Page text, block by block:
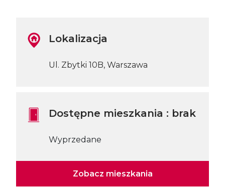
Lokalizacja
Ul. Zbytki 10B, Warszawa
Dostępne mieszkania : brak
Wyprzedane
Zobacz mieszkania